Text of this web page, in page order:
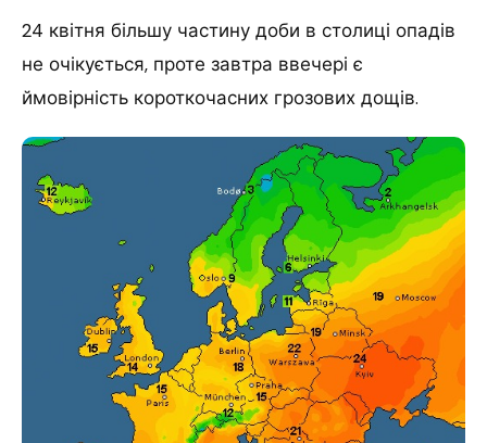
24 квітня більшу частину доби в столиці опадів
не очікується, проте завтра ввечері є
ймовірність короткочасних грозових дощів.